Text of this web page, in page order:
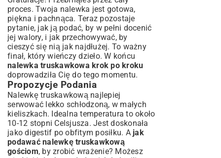
proces. Twoja nalewka jest gotowa,
piękna i pachnąca. Teraz pozostaje
pytanie, jak ją podać, by w pełni docenić
jej walory, i jak przechowywać, by
cieszyć się nią jak najdłużej. To ważny
finał, który wieńczy dzieło. W końcu
nalewka truskawkowa krok po kroku
doprowadziła Cię do tego momentu.
Propozycje Podania
Nalewkę truskawkową najlepiej
serwować lekko schłodzoną, w małych
kieliszkach. Idealna temperatura to około
10-12 stopni Celsjusza. Jest doskonała
jako digestif po obfitym posiłku. A jak
podawać nalewkę truskawkową
gościom, by zrobić wrażenie? Możesz